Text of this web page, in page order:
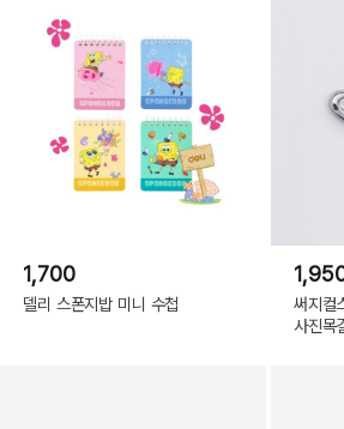
1,700
델리 스폰지밥 미니 수첩
써지컬
사진목